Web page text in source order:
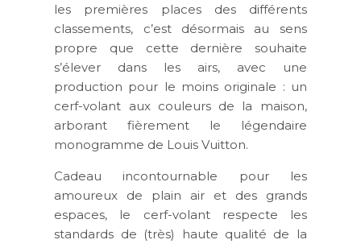
les premières places des différents
classements, c’est désormais au sens
propre que cette dernière souhaite
s’élever dans les airs, avec une
production pour le moins originale : un
cerf-volant aux couleurs de la maison,
arborant fièrement le légendaire
monogramme de Louis Vuitton.
Cadeau incontournable pour les
amoureux de plain air et des grands
espaces, le cerf-volant respecte les
standards de (très) haute qualité de la